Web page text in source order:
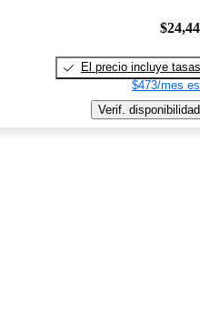
El precio incluye tasas
$473/mes
Verif. disponibilidad